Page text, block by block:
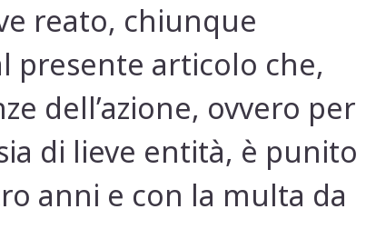
reato, chiunque
presente articolo che,
dell’azione, ovvero per
di lieve entità, è punito
anni e con la multa da